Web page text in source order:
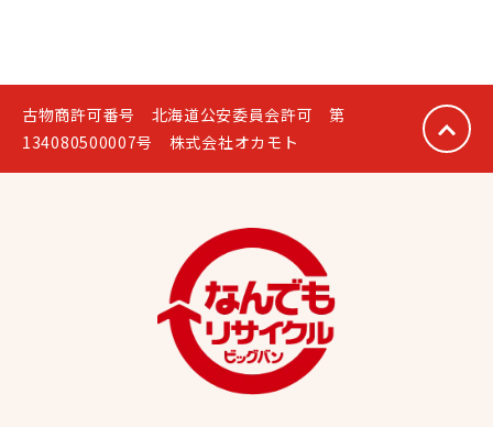
古物商許可番号 北海道公安委員会許可 第
134080500007号 株式会社オカモト